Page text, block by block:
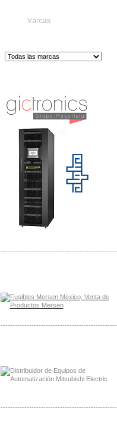
Marcas
-------------------------------------------------
-------------------------------------------------
-------------------------------------------------